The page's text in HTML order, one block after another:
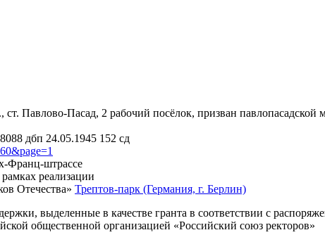
ст. Павлово-Пасад, 2 рабочий посёлок, призван
дбп 24.05.1945 152 сд
Франц-штрассе
реализации
Отечества» Трептов-парк (Германия, г. Берлин)
выделенные в качестве гранта в соответствии с
общественной организацией «Российский союз ректоров»